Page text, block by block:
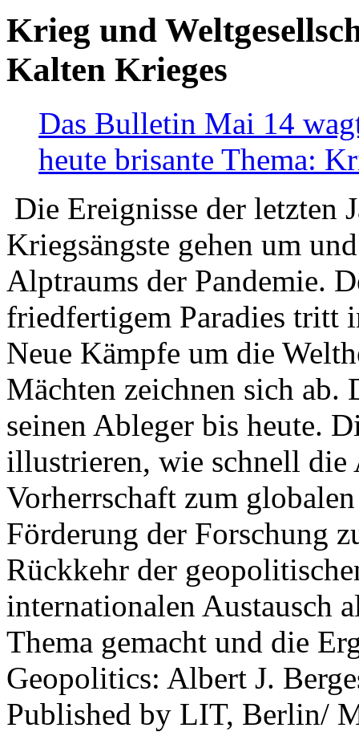
Krieg und
Kalten Krieges
Das Bulletin Mai 14
heute brisante Thema:
Die Ereignisse der letzten
Kriegsängste gehen um
Alptraums der Pandemie.
friedfertigem Paradies tritt
Neue Kämpfe um die
Mächten zeichnen sich
seinen Ableger bis heute.
illustrieren, wie schnell die
Vorherrschaft zum
Förderung der Forschung
Rückkehr der
internationalen Austausch
Thema gemacht und die
Geopolitics: Albert J.
Published by LIT, Berlin/